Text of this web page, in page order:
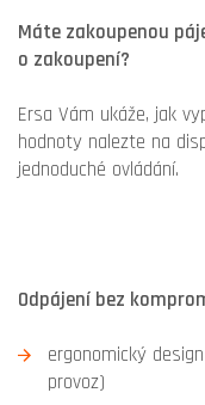
Máte zakoupenou
o zakoupení?
Ersa Vám ukáže, jak
hodnoty nalezte na
jednoduché ovládání.
Odpájení bez
ergonomický
provoz)